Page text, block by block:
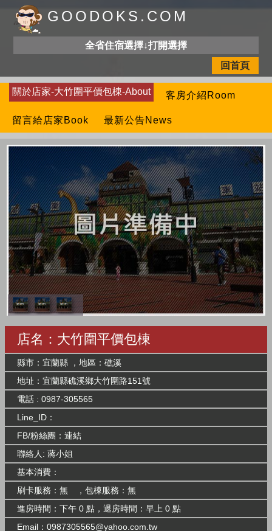
GOODOKS.COM
全省住宿選擇↓打開選擇
回首頁
關於店家-大竹圍平價包棟-About 客房介紹Room
留言給店家Book 最新公告News
店名：大竹圍平價包棟
縣市：宜蘭縣 ，地區：礁溪
地址：宜蘭縣礁溪鄉大竹圍路151號
電話 : 0987-305565
Line_ID：
FB/粉絲團： 連結
聯絡人: 蔣小姐
基本消費：
刷卡服務：無 ，包棟服務：無
進房時間：下午 0 點，退房時間：早上 0 點
Email： 0987305565@yahoo.com.tw